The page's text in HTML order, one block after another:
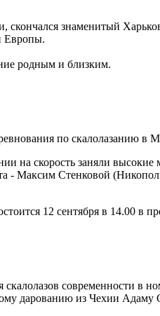
знаменитый
Европы.
родным и близким.
по скалолазанию в
на скорость заняли
- Максим Стенковой
12 сентября в 14.00 в
современности в
дарованию из Чехии